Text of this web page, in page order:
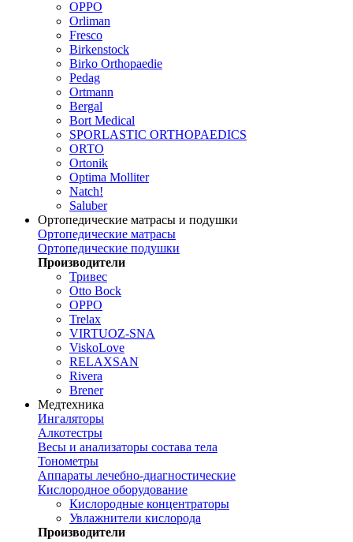
OPPO
Orliman
Fresco
Birkenstock
Birko Orthopaedie
Pedag
Ortmann
Bergal
Bort Medical
SPORLASTIC ORTHOPAEDICS
ORTO
Ortonik
Optima Molliter
Natch!
Saluber
Ортопедические матрасы и подушки
Ортопедические матрасы
Ортопедические подушки
Производители
Тривес
Otto Bock
OPPO
Trelax
VIRTUOZ-SNA
ViskoLove
RELAXSAN
Rivera
Brener
Медтехника
Ингаляторы
Алкотестры
Весы и анализаторы состава тела
Тонометры
Аппараты лечебно-диагностические
Кислородное оборудование
Кислородные концентраторы
Увлажнители кислорода
Производители